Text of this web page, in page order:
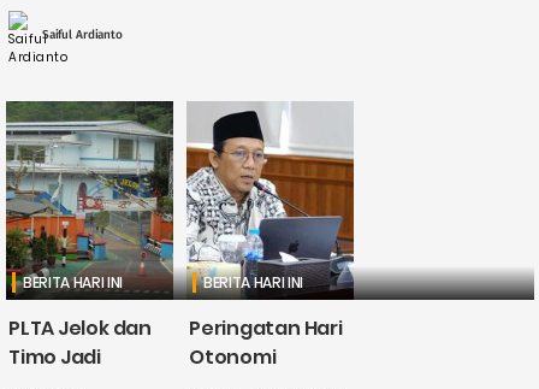
Pembangkit Listrik Tenaga Air ( ....
Saiful Ardianto
BERITA HARI INI
PLTA Jelok dan
Timo Jadi
BERITA HARI INI
Peringatan Hari
Otonomi